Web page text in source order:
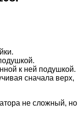
к ней подушкой.
сначала верх,
не сложный, но